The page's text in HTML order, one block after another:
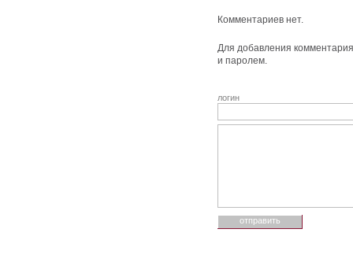
Комментариев нет.
Для добавления
и паролем.
логин